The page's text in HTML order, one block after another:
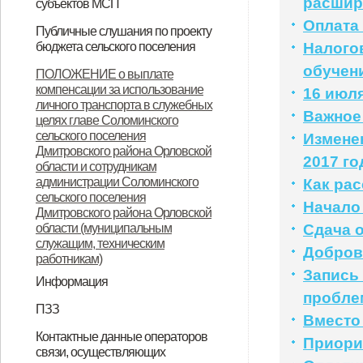
субъектов МСП
НПА
Вопрос-ответ
Имущество для бизнеса
Материалы корпорации
Коллегиальный орган
Публичные слушания по проекту
бюджета сельского поселения
ИТОГОВЫЙ ДОКУМЕНТ
публичных слушаний по проекту
муниципального правового акта
«О бюджете Соломинского
сельского поселения
Дмитровского района Орловской
области на 2021 год и плановый
период 2022-2023 годов»
ПОЛОЖЕНИЕ о выплате
компенсации за использование
личного транспорта в служебных
целях главе Соломинского
сельского поселения
Дмитровского района Орловской
области и сотрудникам
администрации Соломинского
сельского поселения
Дмитровского района Орловской
области (муниципальным
служащим, техническим
работникам)
Информация
Информация по дорогам
ПЗЗ
поселения Дмитровского района
Контактные данные операторов
связи, осуществляющих
16
2017
Как
Сдача
Запись